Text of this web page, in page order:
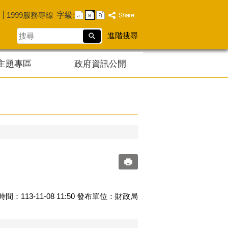
1999服務專線 字級:
搜
尋
進階搜尋
題專區 政府資訊公開
間：113-11-08 11:50 發布單位：財政局